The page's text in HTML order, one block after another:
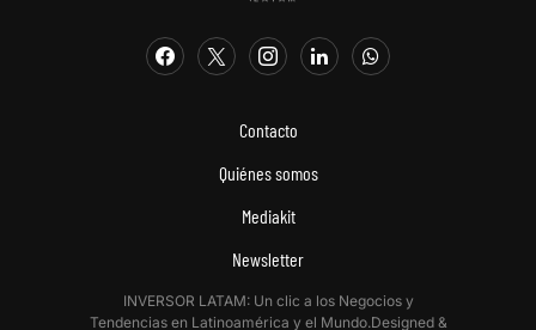
Contacto
Quiénes somos
Mediakit
Newsletter
INVERSOR LATAM: Un clic a los Negocios y
Tendencias en Latinoamérica y el Mundo.Designed &